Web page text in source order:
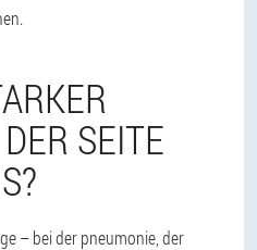
SEITE
– bei der pneumonie, der